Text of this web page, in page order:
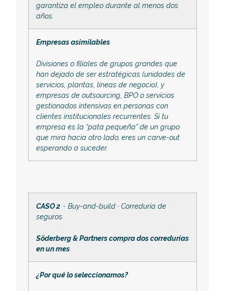
garantiza el empleo durante al menos dos
años.
Empresas asimilables
Divisiones o filiales de grupos grandes que
han dejado de ser estratégicas (unidades de
servicios, plantas, líneas de negocio), y
empresas de outsourcing, BPO o servicios
gestionados intensivas en personas con
clientes institucionales recurrentes. Si tu
empresa es la “pata pequeña” de un grupo
que mira hacia otro lado, eres un carve-out
esperando a suceder.
CASO 2 · Buy-and-build · Correduría de
seguros
Söderberg & Partners compra dos corredurías
en un mes
¿Por qué lo seleccionamos?